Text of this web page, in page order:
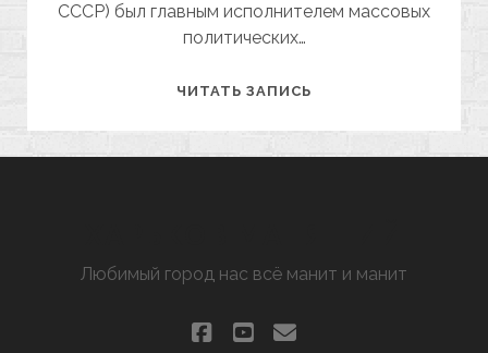
СССР) был главным исполнителем массовых
политических…
ЧИТАТЬ ЗАПИСЬ
Любимый город нас всё манит и манит
facebook
youtube
email